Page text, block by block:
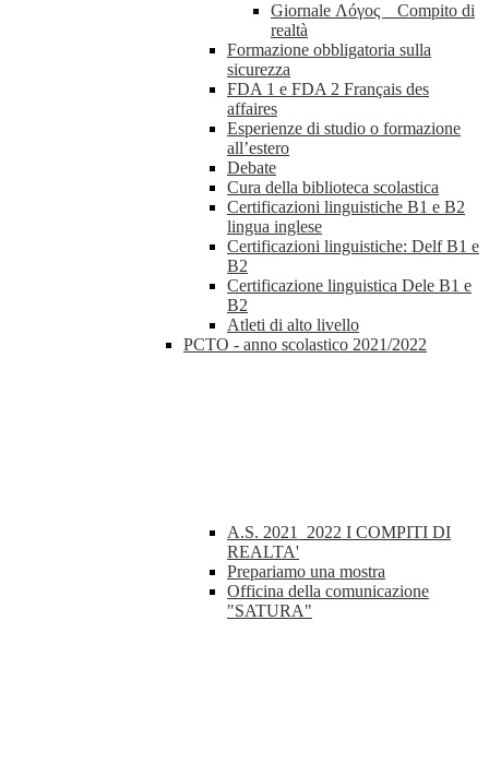
Giornale Λóγος _ Compito di
realtà
Formazione obbligatoria sulla
sicurezza
FDA 1 e FDA 2 Français des
affaires
Esperienze di studio o formazione
all’estero
Debate
Cura della biblioteca scolastica
Certificazioni linguistiche B1 e B2
lingua inglese
Certificazioni linguistiche: Delf B1 e
B2
Certificazione linguistica Dele B1 e
B2
Atleti di alto livello
PCTO - anno scolastico 2021/2022
A.S. 2021_2022 I COMPITI DI
REALTA'
Prepariamo una mostra
Officina della comunicazione
"SATURA"